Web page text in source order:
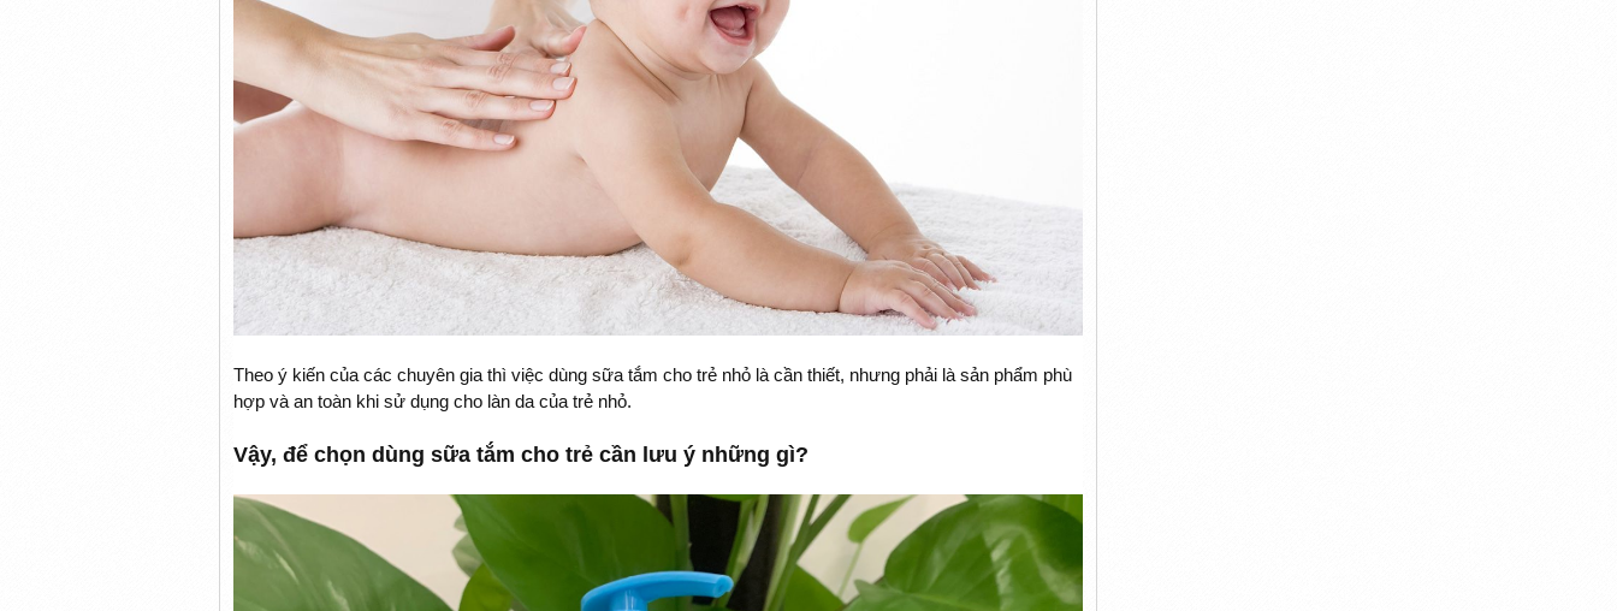
Theo ý kiến của các chuyên gia thì việc dùng sữa tắm cho trẻ nhỏ là cần thiết, nhưng phải là sản phẩm phù
hợp và an toàn khi sử dụng cho làn da của trẻ nhỏ.
Vậy, để chọn dùng sữa tắm cho trẻ cần lưu ý những gì?